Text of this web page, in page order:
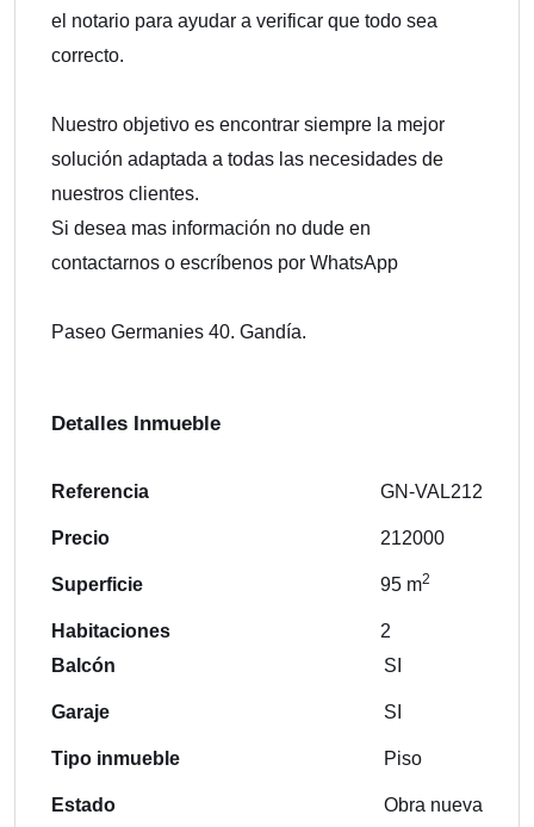
el notario para ayudar a verificar que todo sea
correcto.
Nuestro objetivo es encontrar siempre la mejor
solución adaptada a todas las necesidades de
nuestros clientes.
Si desea mas información no dude en
contactarnos o escríbenos por WhatsApp
Paseo Germanies 40. Gandía.
Detalles Inmueble
Referencia
Precio
Superficie
Habitaciones
GN-VAL212
212000
95 m2
2
Balcón
Garaje
Tipo inmueble
Estado
SI
SI
Piso
Obra nueva